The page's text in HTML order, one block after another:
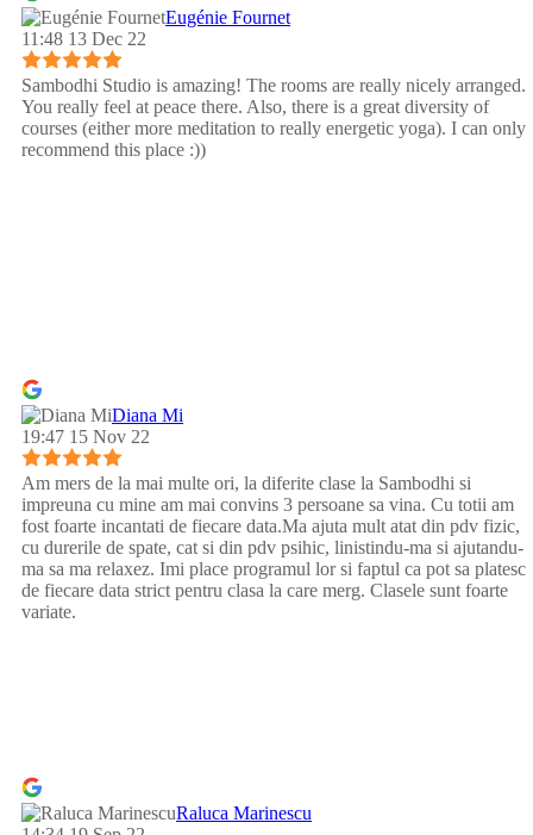
Eugénie Fournet
11:48 13 Dec 22
Sambodhi Studio is amazing! The rooms are really nicely arranged.
You really feel at peace there. Also, there is a great diversity of
courses (either more meditation to really energetic yoga). I can only
recommend this place :))
Diana Mi
19:47 15 Nov 22
Am mers de la mai multe ori, la diferite clase la Sambodhi si
impreuna cu mine am mai convins 3 persoane sa vina. Cu totii am
fost foarte incantati de fiecare data.Ma ajuta mult atat din pdv fizic,
cu durerile de spate, cat si din pdv psihic, linistindu-ma si ajutandu-
ma sa ma relaxez. Imi place programul lor si faptul ca pot sa platesc
de fiecare data strict pentru clasa la care merg. Clasele sunt foarte
variate.
Raluca Marinescu